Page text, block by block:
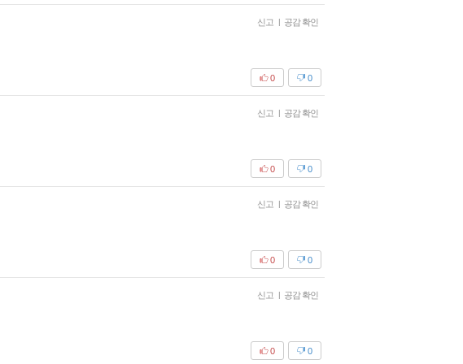
신고 | 공감 확인
0
0
신고 | 공감 확인
0
0
신고 | 공감 확인
0
0
신고 | 공감 확인
0
0